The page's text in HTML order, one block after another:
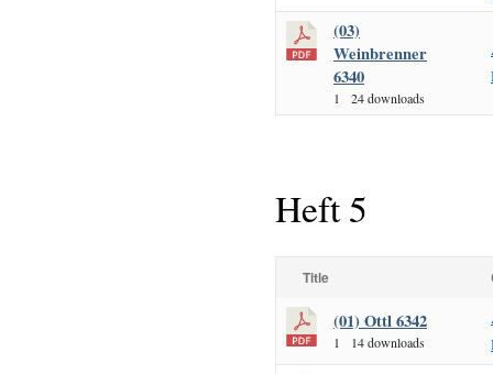
(03)
Weinbrenner
6340
1 24 downloads
Heft 5
Title
(01) Ottl 6342
1 14 downloads